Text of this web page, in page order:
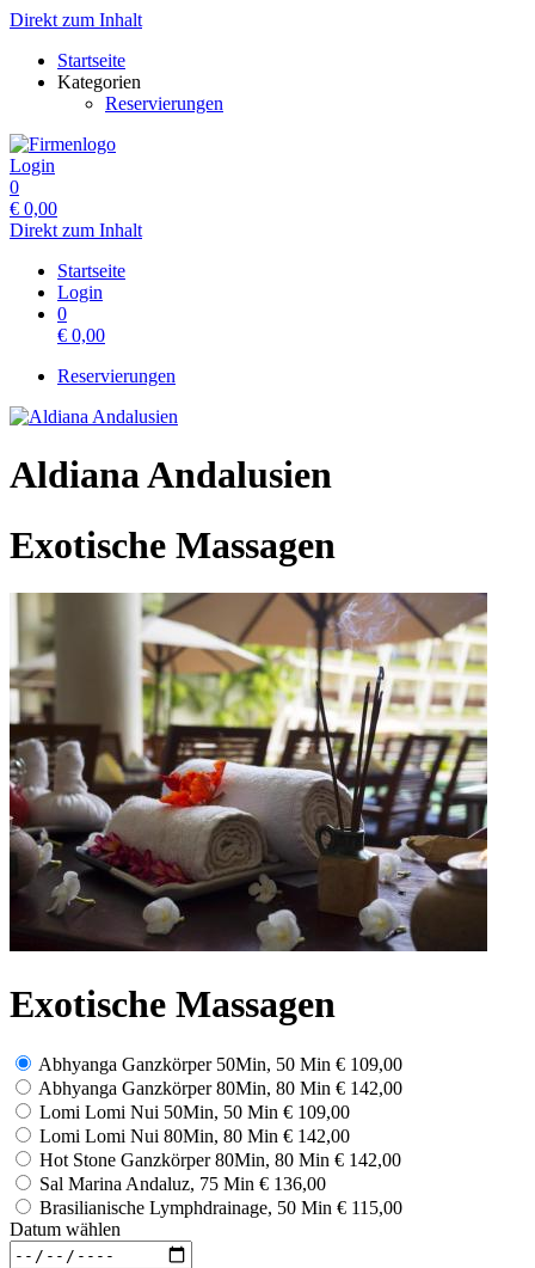
Direkt zum Inhalt
Startseite
Kategorien
Reservierungen
Login
0
€ 0,00
Direkt zum Inhalt
Startseite
Login
0
€ 0,00
Reservierungen
Aldiana Andalusien
Exotische Massagen
Exotische Massagen
Abhyanga Ganzkörper 50Min, 50 Min € 109,00
Abhyanga Ganzkörper 80Min, 80 Min € 142,00
Lomi Lomi Nui 50Min, 50 Min € 109,00
Lomi Lomi Nui 80Min, 80 Min € 142,00
Hot Stone Ganzkörper 80Min, 80 Min € 142,00
Sal Marina Andaluz, 75 Min € 136,00
Brasilianische Lymphdrainage, 50 Min € 115,00
Datum wählen